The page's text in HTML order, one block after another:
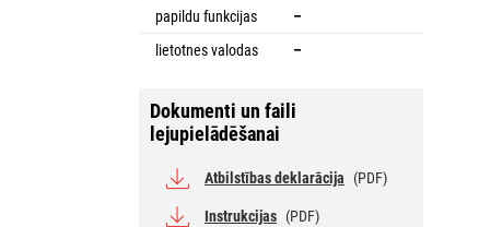
papildu funkcijas
–
lietotnes valodas
–
Dokumenti un faili
lejupielādēšanai
Atbilstības deklarācija (PDF)
Instrukcijas (PDF)